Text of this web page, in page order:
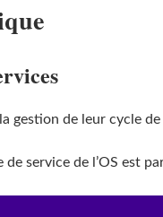
gestion de leur cycle
de service de l’OS est